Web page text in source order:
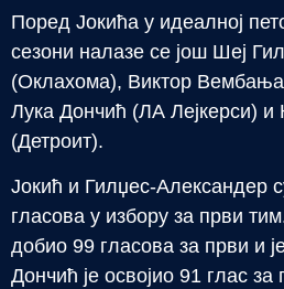
Поред Јокића у идеалној
сезони налазе се још Шеј
(Оклахома), Виктор
Лука Дончић (ЛА Лејкерси) и
(Детроит).
Јокић и Гилџес-Александер
гласова у избору за први
добио 99 гласова за први и
Дончић је освојио 91 глас